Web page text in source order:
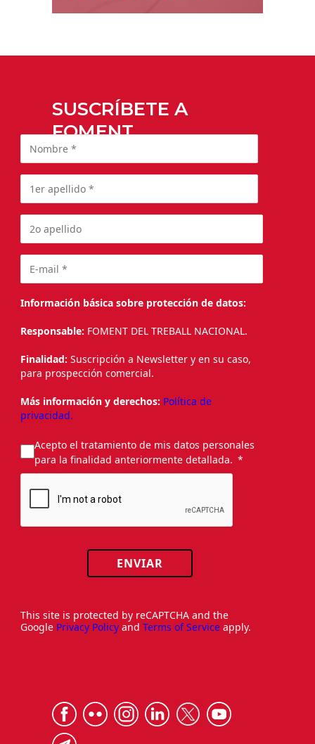
SUSCRÍBETE A
FOMENT
Información básica sobre protección de datos:
Responsable: FOMENT DEL TREBALL NACIONAL.
Finalidad: Suscripción a Newsletter y en su caso,
para prospección comercial.
Más información y derechos: Política de
privacidad.
Acepto el tratamiento de mis datos personales
para la finalidad anteriormente detallada.
ENVIAR
This site is protected by reCAPTCHA and the
Google Privacy Policy and Terms of Service apply.